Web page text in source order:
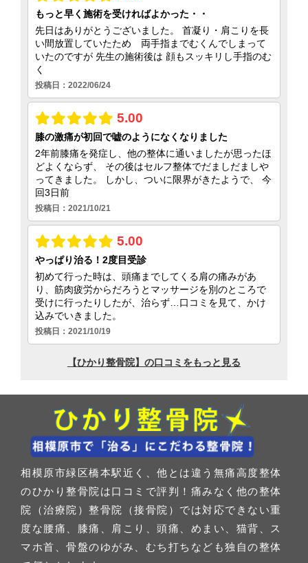
相模原市緑区橋本駅近く、他とは違う無痛高度整体
のひかり整骨院は口コミで評判！痛みなく他の整体
院（治療院）整骨院（接骨院）では対応できない重
度な腰痛、膝痛、肩こり、頭痛、めまい、猫背、ス
マホ首、骨盤のゆがみ、むち打ちなども独自の整体